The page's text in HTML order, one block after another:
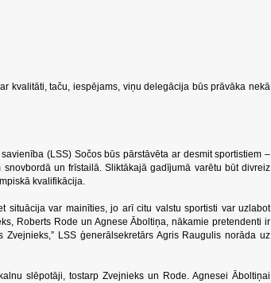
kvalitāti, taču, iespējams, viņu delegācija būs prāvāka nekā
(LSS) Sočos būs pārstāvēta ar desmit sportistiem –
un frīstailā. Sliktākajā gadījumā varētu būt divreiz
kvalifikācija.
situācija var mainīties, jo arī citu valstu sportisti var uzlabot
Roberts Rode un Agnese Āboltiņa, nākamie pretendenti ir
LSS ģenerālsekretārs Agris Raugulis norāda uz
slēpotāji, tostarp Zvejnieks un Rode. Agnesei Āboltiņai